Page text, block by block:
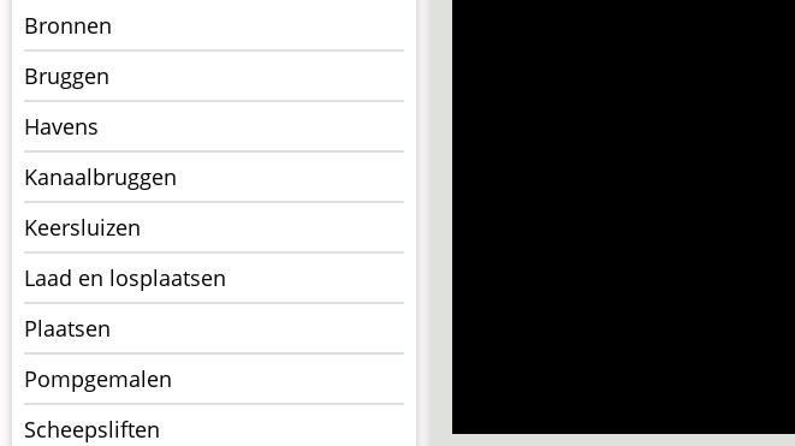
Menu
kunstwerken
op
kunstwerkpagina
Bronnen
Bruggen
Havens
Kanaalbruggen
Keersluizen
Laad en losplaatsen
Plaatsen
Pompgemalen
Scheepsliften